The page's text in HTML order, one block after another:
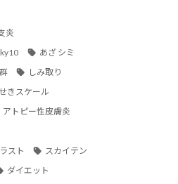
炎
あざ シミ
しみ取り
きスケール
アトピー性皮膚炎
スト
スカイテン
ダイエット